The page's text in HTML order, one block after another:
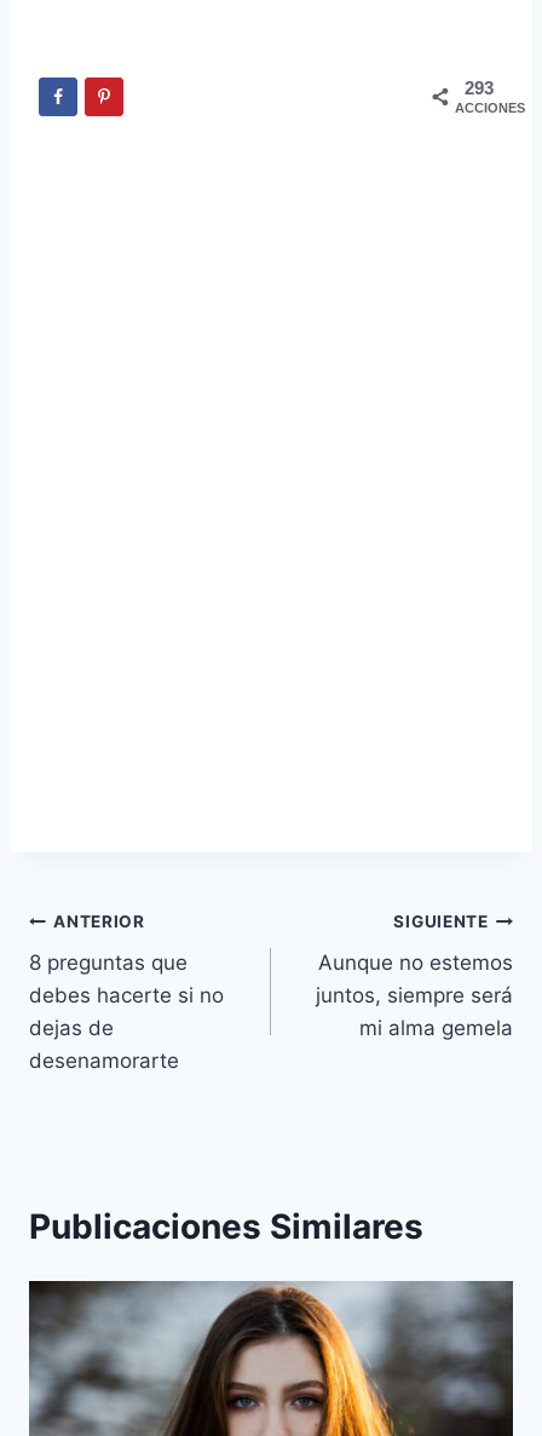
293
ACCIONES
Navegación
de
entradas
ANTERIOR
8 preguntas que
debes hacerte si no
dejas de
desenamorarte
SIGUIENTE
Aunque no estemos
juntos, siempre será
mi alma gemela
Publicaciones Similares